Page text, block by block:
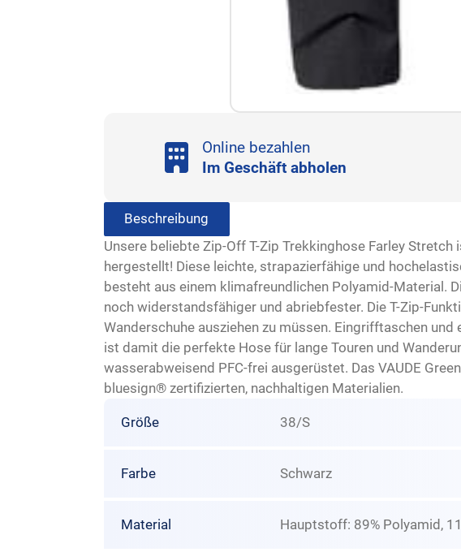
Online bezahlen
Im Geschäft abholen
Beschreibung
Unsere beliebte Zip-Off T-Zip Trekkinghose Farley
hergestellt! Diese leichte, strapazierfähige und
besteht aus einem klimafreundlichen Polyamid-Material.
noch widerstandsfähiger und abriebfester. Die T-Zip-
Wanderschuhe ausziehen zu müssen. Eingrifftaschen
ist damit die perfekte Hose für lange Touren und
wasserabweisend PFC-frei ausgerüstet. Das VAUDE
bluesign® zertifizierten, nachhaltigen Materialien.
Größe 38/S
Farbe Schwarz
Material Hauptstoff: 89% Polyamid,